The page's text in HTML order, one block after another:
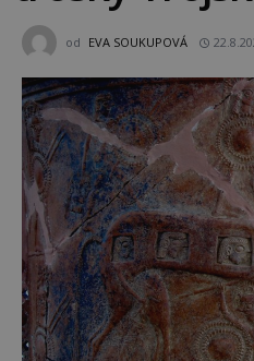
od EVA SOUKUPOVÁ